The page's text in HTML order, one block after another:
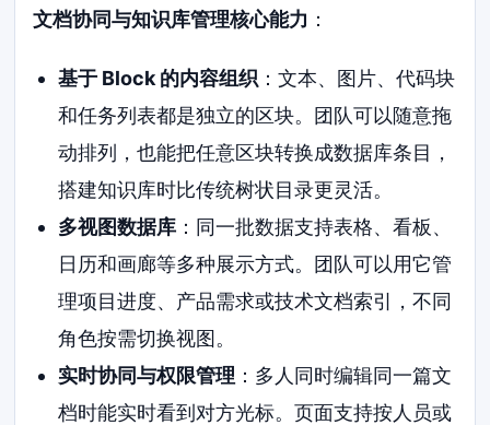
文档协同与知识库管理核心能力 ：
基于 Block 的内容组织：文本、图片、代码块
和任务列表都是独立的区块。团队可以随意拖
动排列，也能把任意区块转换成数据库条目，
搭建知识库时比传统树状目录更灵活。
多视图数据库：同一批数据支持表格、看板、
日历和画廊等多种展示方式。团队可以用它管
理项目进度、产品需求或技术文档索引，不同
角色按需切换视图。
实时协同与权限管理 ：多人同时编辑同一篇文
档时能实时看到对方光标。页面支持按人员或